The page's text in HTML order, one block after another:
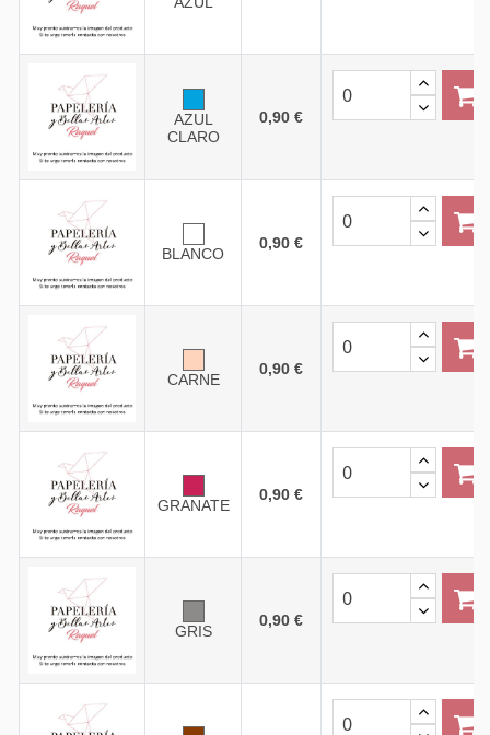
AZUL
CLARO
0,90 €
BLANCO
0,90 €
CARNE
0,90 €
GRANATE
0,90 €
GRIS
0,90 €